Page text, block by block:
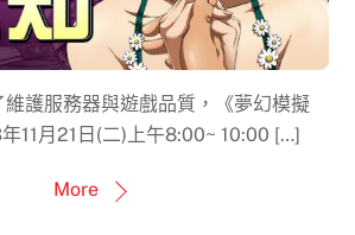
護服務器與遊戲品質，《夢幻模擬
11月21日(二)上午8:00~ 10:00 […]
More